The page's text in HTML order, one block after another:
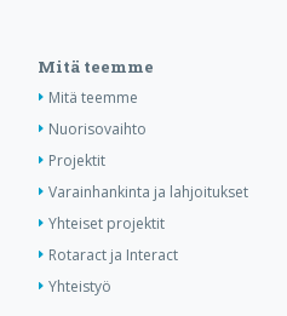
Mitä teemme
Mitä teemme
Nuorisovaihto
Projektit
Varainhankinta ja lahjoitukset
Yhteiset projektit
Rotaract ja Interact
Yhteistyö